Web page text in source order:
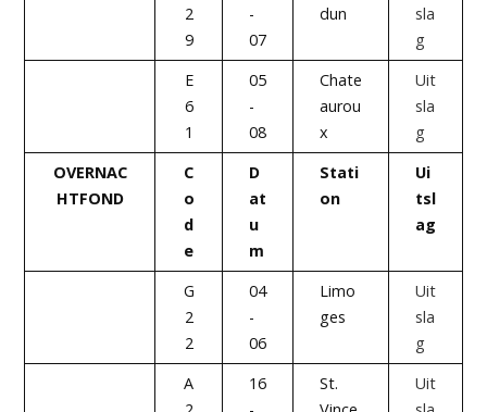
2
9
-
07
dun
sla
g
E
6
1
05
-
08
Chate
aurou
x
Uit
sla
g
OVERNAC
HTFOND
C
o
d
e
D
at
u
m
Stati
on
Ui
tsl
ag
G
2
2
04
-
06
Limo
ges
Uit
sla
g
A
16
St.
Uit